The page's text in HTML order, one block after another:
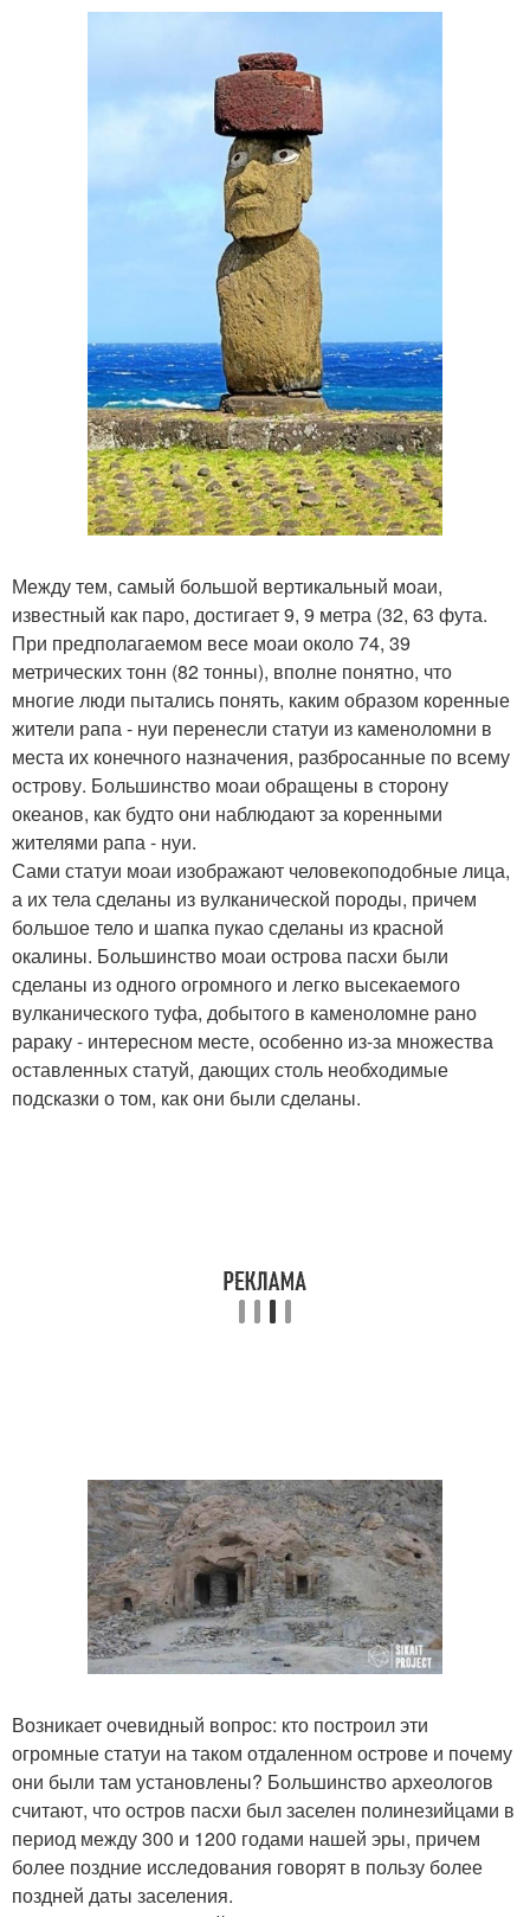
Между тем, самый большой вертикальный моаи,
известный как паро, достигает 9, 9 метра (32, 63 фута.
При предполагаемом весе моаи около 74, 39
метрических тонн (82 тонны), вполне понятно, что
многие люди пытались понять, каким образом коренные
жители рапа - нуи перенесли статуи из каменоломни в
места их конечного назначения, разбросанные по всему
острову. Большинство моаи обращены в сторону
океанов, как будто они наблюдают за коренными
жителями рапа - нуи.
Сами статуи моаи изображают человекоподобные лица,
а их тела сделаны из вулканической породы, причем
большое тело и шапка пукао сделаны из красной
окалины. Большинство моаи острова пасхи были
сделаны из одного огромного и легко высекаемого
вулканического туфа, добытого в каменоломне рано
рараку - интересном месте, особенно из-за множества
оставленных статуй, дающих столь необходимые
подсказки о том, как они были сделаны.
Возникает очевидный вопрос: кто построил эти
огромные статуи на таком отдаленном острове и почему
они были там установлены? Большинство археологов
считают, что остров пасхи был заселен полинезийцами в
период между 300 и 1200 годами нашей эры, причем
более поздние исследования говорят в пользу более
поздней даты заселения.